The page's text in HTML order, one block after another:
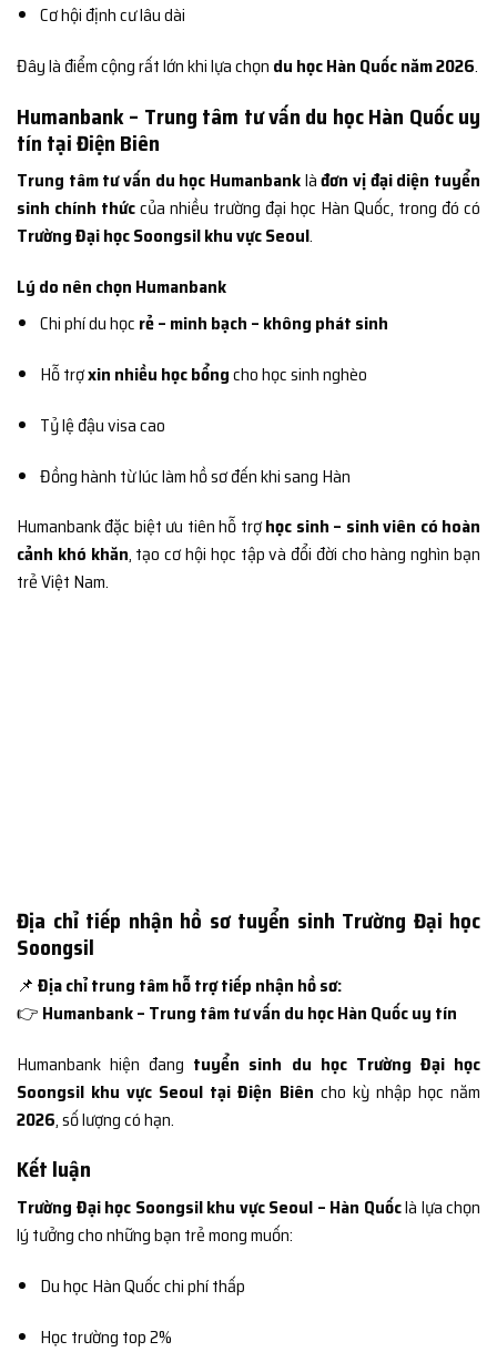
Cơ hội định cư lâu dài
Đây là điểm cộng rất lớn khi lựa chọn du học Hàn Quốc năm 2026.
Humanbank – Trung tâm tư vấn du học Hàn Quốc uy
tín tại Điện Biên
Trung tâm tư vấn du học Humanbanklàđơn vị đại diện tuyển
sinh chính thứccủa nhiều trường đại học Hàn Quốc, trong đó có
Trường Đại học Soongsil khu vực Seoul.
Lý do nên chọn Humanbank
Chi phí du học rẻ – minh bạch – không phát sinh
Hỗ trợxin nhiều học bổngcho học sinh nghèo
Tỷ lệ đậu visa cao
Đồng hành từ lúc làm hồ sơ đến khi sang Hàn
Humanbank đặc biệt ưu tiên hỗ trợhọc sinh – sinh viên có hoàn
cảnh khó khăn, tạo cơ hội học tập và đổi đời cho hàng nghìn bạn
trẻ Việt Nam.
Địa chỉ tiếp nhận hồ sơ tuyển sinh Trường Đại học
Soongsil
📌 Địa chỉ trung tâm hỗ trợ tiếp nhận hồ sơ:
👉 Humanbank – Trung tâm tư vấn du học Hàn Quốc uy tín
Humanbank hiện đang tuyển sinh du học Trường Đại học
Soongsil khu vực Seoul tại Điện Biên cho kỳ nhập học năm
2026, số lượng có hạn.
Kết luận
Trường Đại học Soongsil khu vực Seoul – Hàn Quốclà lựa chọn
lý tưởng cho những bạn trẻ mong muốn:
Du học Hàn Quốc chi phí thấp
Học trường top 2%